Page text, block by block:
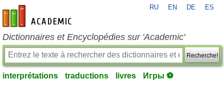
fr-academic.com
RU EN DE ES
Dictionnaires et Encyclopédies sur 'Academic'
Recherche!
interprétations traductions livres Игры ⚽